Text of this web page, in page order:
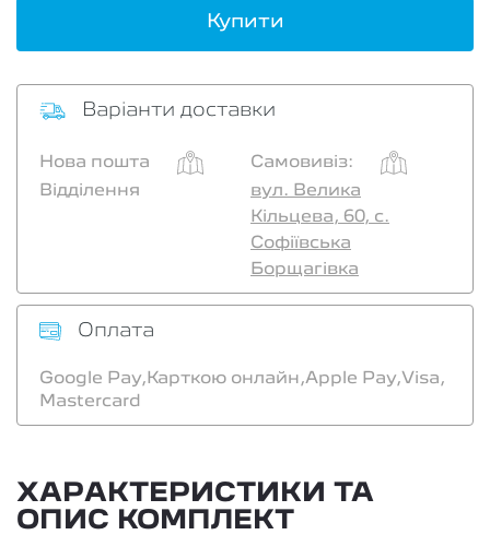
Купити
Варіанти доставки
Нова пошта
Самовивіз:
Відділення
вул. Велика
Кільцева, 60, с.
Софіївська
Борщагівка
Оплата
Google Pay, Карткою онлайн,Apple Pay,Visa,
Mastercard
ХАРАКТЕРИСТИКИ ТА
ОПИС КОМПЛЕКТ